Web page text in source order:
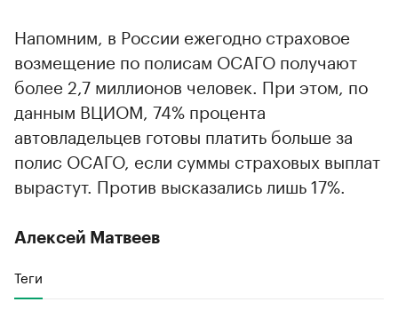
Напомним, в России ежегодно страховое
возмещение по полисам ОСАГО получают
более 2,7 миллионов человек. При этом, по
данным ВЦИОМ, 74% процента
автовладельцев готовы платить больше за
полис ОСАГО, если суммы страховых выплат
вырастут. Против высказались лишь 17%.
Алексей Матвеев
Теги